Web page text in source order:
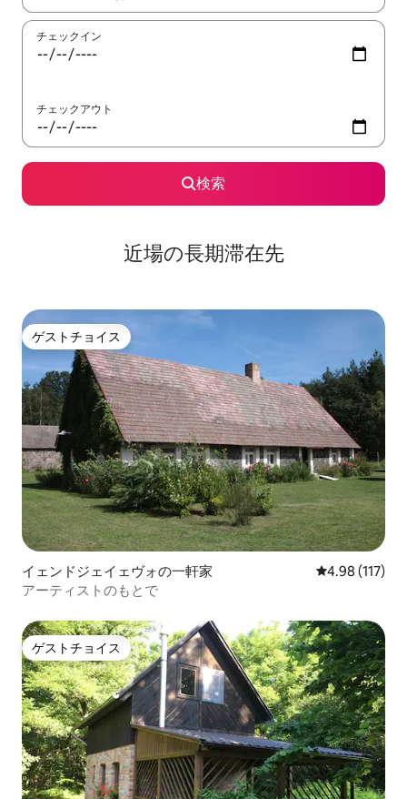
チェックイン
チェックアウト
検索
近場の長期滞在先
ゲストチョイス
ゲストチョイス
イェンドジェイェヴォの一軒家 レビュー117
4.98 (117)
アーティストのもとで
ゲストチョイス
ゲストチョイス